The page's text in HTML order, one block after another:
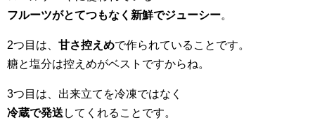
フルーツがとてつもなく新鮮でジューシー。
2つ目は、 甘さ控えめで作られていることです。
糖と塩分は控えめがベストですからね。
3つ目は、出来立てを冷凍ではなく
冷蔵で発送 してくれることです。